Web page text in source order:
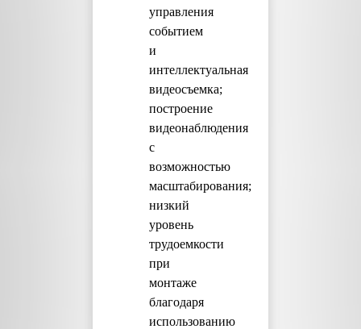
управления
событием
и
интеллектуальная
видеосъемка;
построение
видеонаблюдения
с
возможностью
масштабирования;
низкий
уровень
трудоемкости
при
монтаже
благодаря
использованию